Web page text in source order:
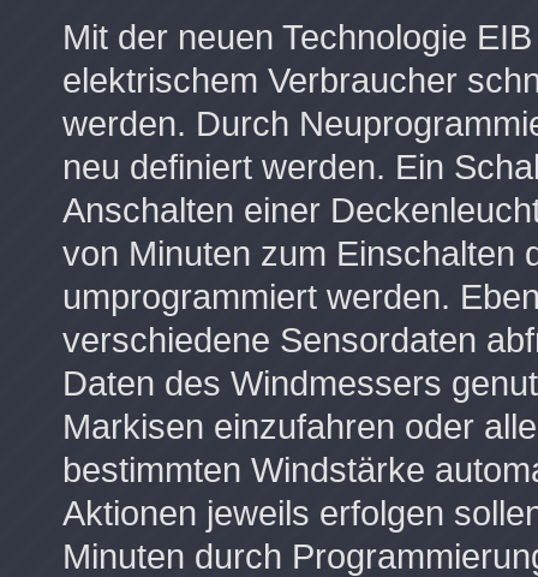
Mit der neuen Technologie
elektrischem Verbraucher
werden. Durch
neu definiert werden. Ein
Anschalten einer
von Minuten zum Einschalten
umprogrammiert werden.
verschiedene Sensordaten
Daten des Windmessers
Markisen einzufahren oder
bestimmten Windstärke
Aktionen jeweils erfolgen
Minuten durch